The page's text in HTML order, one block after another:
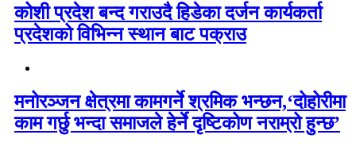
कोशी प्रदेश बन्द गराउदै हिडेका दर्जन कार्यकर्ता
प्रदेशको विभिन्न स्थान बाट पक्राउ
मनोरञ्जन क्षेत्रमा कामगर्ने श्रमिक भन्छन,‘दोहोरीमा
काम गर्छु भन्दा समाजले हेर्ने दृष्टिकोण नराम्रो हुन्छ’